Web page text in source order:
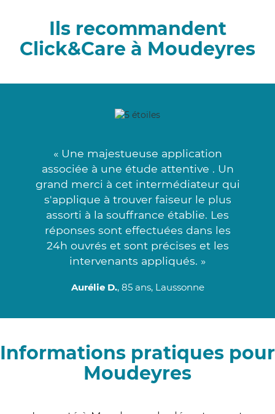
Ils recommandent
Click&Care à Moudeyres
« Une majestueuse application
associée à une étude attentive . Un
grand merci à cet intermédiateur qui
s'applique à trouver faiseur le plus
assorti à la souffrance établie. Les
réponses sont effectuées dans les
24h ouvrés et sont précises et les
intervenants appliqués. »
Aurélie D., 85 ans, Laussonne
Informations pratiques pour
Moudeyres